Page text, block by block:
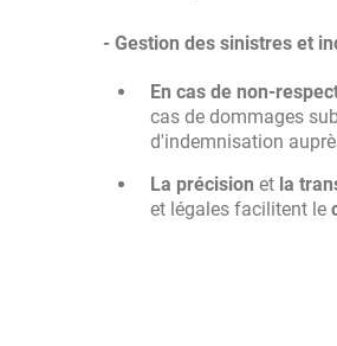
- Gestion des sinistres et
En cas de non-
cas de dommages
d'indemnisation
La précision et la
et légales facilitent le